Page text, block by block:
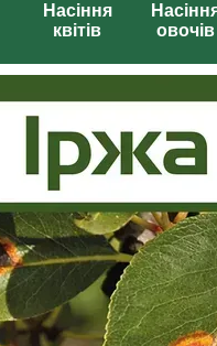
Насіння
квітів
овочів